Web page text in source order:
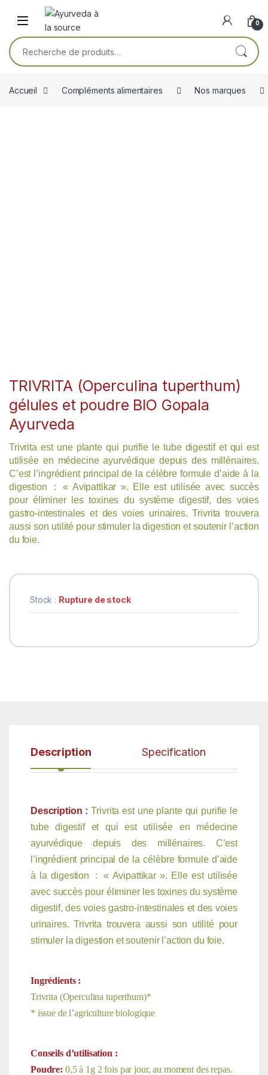
Skip to navigation
Skip to content
Open 0
Recherche pour :
Accueil Compléments alimentaires Nos marques
TRIVRITA (Operculina tuperthum)
gélules et poudre BIO Gopala
Ayurveda
Trivrita est une plante qui purifie le tube digestif et qui est
utilisée en médecine ayurvédique depuis des millénaires.
C’est l’ingrédient principal de la célèbre formule d’aide à la
digestion : « Avipattikar ». Elle est utilisée avec succès
pour éliminer les toxines du système digestif, des voies
gastro-intestinales et des voies urinaires. Trivrita trouvera
aussi son utilité pour stimuler la digestion et soutenir l’action
du foie.
Stock : Rupture de stock
Description Specification
Description : Trivrita est une plante qui purifie le
tube digestif et qui est utilisée en médecine
ayurvédique depuis des millénaires. C’est
l’ingrédient principal de la célèbre formule d’aide
à la digestion : « Avipattikar ». Elle est utilisée
avec succès pour éliminer les toxines du système
digestif, des voies gastro-intestinales et des voies
urinaires. Trivrita trouvera aussi son utilité pour
stimuler la digestion et soutenir l’action du foie.
Ingrédients :
Trivrita (Operculina tuperthum)*
* issue de l’agriculture biologique
Conseils d’utilisation :
Poudre: 0,5 à 1g 2 fois par jour, au moment des repas.